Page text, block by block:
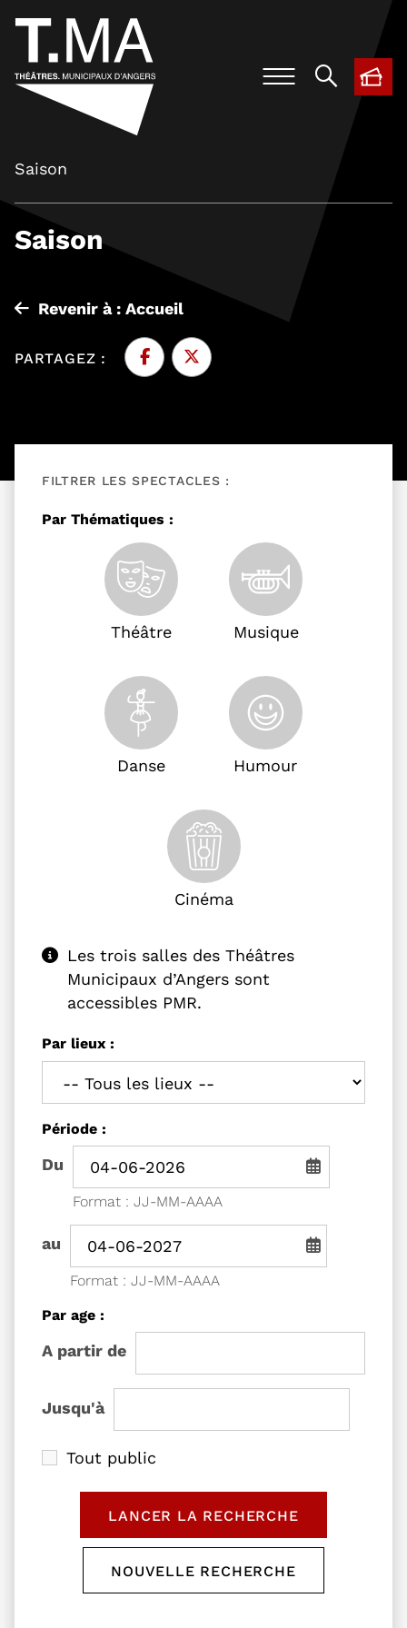
,
Saison
Saison
Revenir à : Accueil
PARTAGEZ :
FILTRER LES SPECTACLES :
Filtrer les événements
Par Thématiques :
Théâtre Musique
Danse Humour
Cinéma
Les trois salles des Théâtres
Municipaux d’Angers sont
accessibles PMR.
Filtrer les événements
Par lieux :
Filtrer les événements par
Période :
Du Période de recherche - Date de début
Format : JJ-MM-AAAA
au Période de recherche - Date de fin
Format : JJ-MM-AAAA
Filtrer les événements
Par age :
A partir del'âge de
Jusqu'àl'âge de
Tout public
LANCER LA RECHERCHE
DES ÉVÉNEMENTS
NOUVELLE RECHERCHE
RÉINITIALISER LE